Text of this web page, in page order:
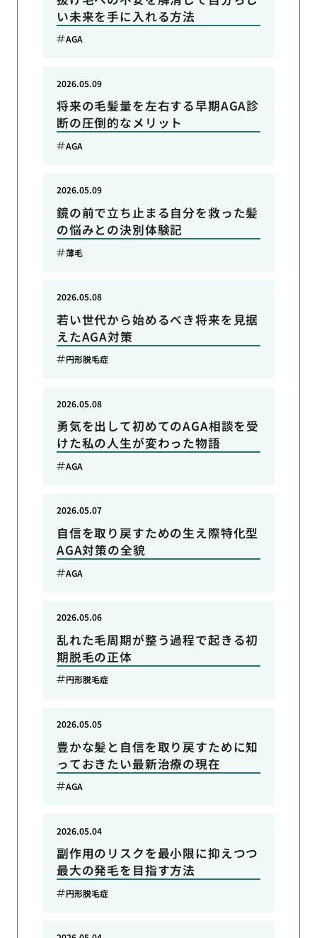
い未来を手に入れる方法
AGA
将来の毛髪量を左右する早期AGA診
断の圧倒的なメリット
2026.05.09
AGA
鏡の前で立ち止まる自分を救った髪
の悩みとの決別体験記
2026.05.09
薄毛
若い世代から始めるべき将来を見据
えたAGA対策
2026.05.08
円形脱毛症
勇気を出して初めてのAGA相談を受
けた私の人生が変わった物語
2026.05.08
AGA
自信を取り戻すための生え際特化型
AGA対策の全貌
2026.05.07
AGA
乱れた毛周期が整う過程で起きる初
期脱毛の正体
2026.05.06
円形脱毛症
豊かな髪と自信を取り戻すために知
っておきたい最新治療の現在
2026.05.05
AGA
副作用のリスクを最小限に抑えつつ
最大の発毛を目指す方法
2026.05.04
円形脱毛症